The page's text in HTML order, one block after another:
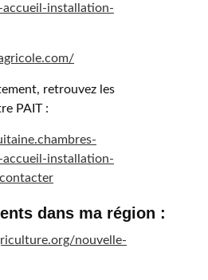
installation-
retrouvez les
PAIT :
installation-
dans ma région :
nouvelle-